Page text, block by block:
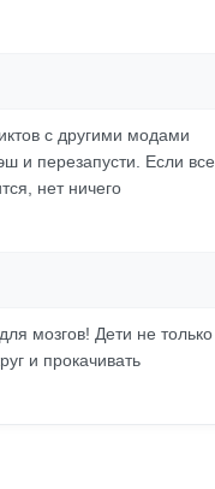
с другими модами
и перезапусти. Если все
нет ничего
мозгов! Дети не только
и прокачивать